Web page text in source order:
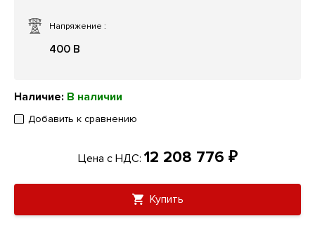
Напряжение :
400 В
Наличие: В наличии
Добавить к сравнению
Цена с НДС: 12 208 776 ₽
Купить